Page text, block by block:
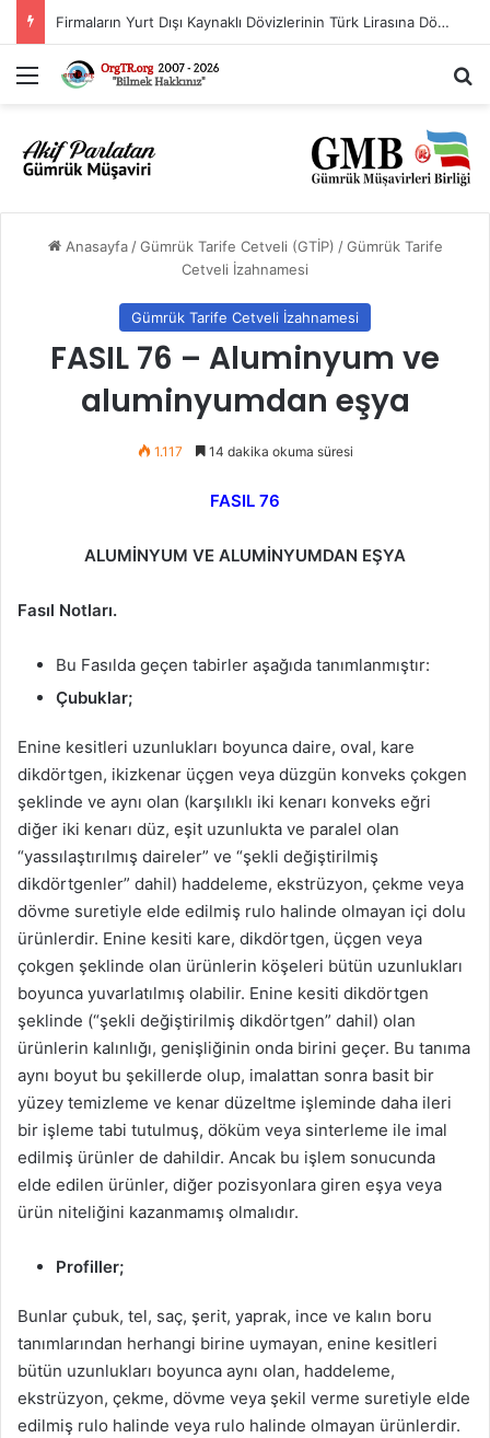
İthalat Rejimi Kararında Değişiklik Yapılmasına İlişkin Karar (Karar Sayısı: 11563)
Menü
Anasayfa / Gümrük Tarife Cetveli (GTİP) / Gümrük Tarife
Cetveli İzahnamesi
Gümrük Tarife Cetveli İzahnamesi
FASIL 76 – Aluminyum ve
aluminyumdan eşya
1.117 14 dakika okuma süresi
FASIL 76
ALUMİNYUM VE ALUMİNYUMDAN EŞYA
Fasıl Notları.
Bu Fasılda geçen tabirler aşağıda tanımlanmıştır:
Çubuklar;
Enine kesitleri uzunlukları boyunca daire, oval, kare
dikdörtgen, ikizkenar üçgen veya düzgün konveks çokgen
şeklinde ve aynı olan (karşılıklı iki kenarı konveks eğri
diğer iki kenarı düz, eşit uzunlukta ve paralel olan
“yassılaştırılmış daireler” ve “şekli değiştirilmiş
dikdörtgenler” dahil) haddeleme, ekstrüzyon, çekme veya
dövme suretiyle elde edilmiş rulo halinde olmayan içi dolu
ürünlerdir. Enine kesiti kare, dikdörtgen, üçgen veya
çokgen şeklinde olan ürünlerin köşeleri bütün uzunlukları
boyunca yuvarlatılmış olabilir. Enine kesiti dikdörtgen
şeklinde (“şekli değiştirilmiş dikdörtgen” dahil) olan
ürünlerin kalınlığı, genişliğinin onda birini geçer. Bu tanıma
aynı boyut bu şekillerde olup, imalattan sonra basit bir
yüzey temizleme ve kenar düzeltme işleminde daha ileri
bir işleme tabi tutulmuş, döküm veya sinterleme ile imal
edilmiş ürünler de dahildir. Ancak bu işlem sonucunda
elde edilen ürünler, diğer pozisyonlara giren eşya veya
ürün niteliğini kazanmamış olmalıdır.
Profiller;
Bunlar çubuk, tel, saç, şerit, yaprak, ince ve kalın boru
tanımlarından herhangi birine uymayan, enine kesitleri
bütün uzunlukları boyunca aynı olan, haddeleme,
ekstrüzyon, çekme, dövme veya şekil verme suretiyle elde
edilmiş rulo halinde veya rulo halinde olmayan ürünlerdir.